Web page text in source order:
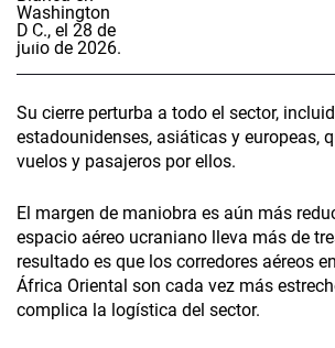
Su cierre perturba a todo el sector,
estadounidenses, asiáticas y europeas,
vuelos y pasajeros por ellos.
El margen de maniobra es aún más
espacio aéreo ucraniano lleva más de
resultado es que los corredores aéreos
África Oriental son cada vez más
complica la logística del sector.